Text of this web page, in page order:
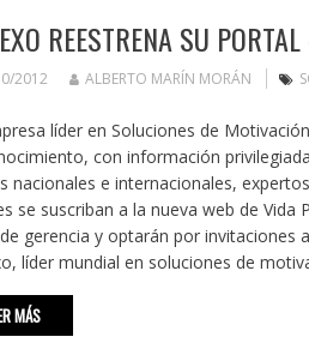
REESTRENA SU
2012 ALBERTO MARÍN MORÁN
líder en Soluciones de
con información
nacionales e internacionales,
se suscriban a la nueva web de
gerencia y optarán por invitaciones
líder mundial en soluciones de
MÁS